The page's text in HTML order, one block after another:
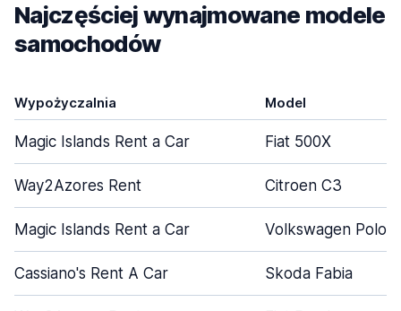
Najczęściej wynajmowane modele
samochodów
Wypożyczalnia Model
Magic Islands Rent a Car Fiat 500X
Way2Azores Rent Citroen C3
Magic Islands Rent a Car Volkswagen Polo
Cassiano's Rent A Car Skoda Fabia